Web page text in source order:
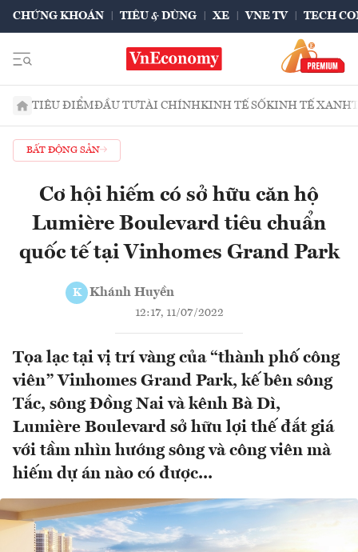
CHỨNG KHOÁN TIÊU & DÙNG XE VNE TV TECH
TIÊU ĐIỂMĐẦU TƯTÀI CHÍNHKINH TẾ SỐKINH TẾ XANH
BẤT ĐỘNG SẢN
Cơ hội hiếm có sở hữu căn hộ
Lumière Boulevard tiêu chuẩn
quốc tế tại Vinhomes Grand Park
K Khánh Huyền
12:17, 11/07/2022
Tọa lạc tại vị trí vàng của “thành phố công
viên” Vinhomes Grand Park, kế bên sông
Tắc, sông Đồng Nai và kênh Bà Dì,
Lumière Boulevard sở hữu lợi thế đắt giá
với tầm nhìn hướng sông và công viên mà
hiếm dự án nào có được...